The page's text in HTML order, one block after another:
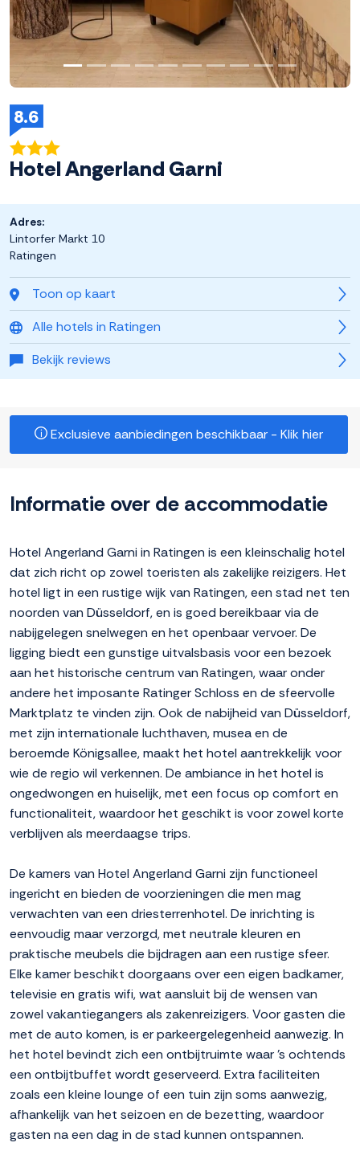
8.6
Hotel Angerland Garni
Toon op kaart
Alle hotels in Ratingen
Bekijk reviews
Adres:
Lintorfer Markt 10
Ratingen
Exclusieve aanbiedingen beschikbaar - Klik hier
Informatie over de accommodatie
Hotel Angerland Garni in Ratingen is een kleinschalig hotel
dat zich richt op zowel toeristen als zakelijke reizigers. Het
hotel ligt in een rustige wijk van Ratingen, een stad net ten
noorden van Düsseldorf, en is goed bereikbaar via de
nabijgelegen snelwegen en het openbaar vervoer. De
ligging biedt een gunstige uitvalsbasis voor een bezoek
aan het historische centrum van Ratingen, waar onder
andere het imposante Ratinger Schloss en de sfeervolle
Marktplatz te vinden zijn. Ook de nabijheid van Düsseldorf,
met zijn internationale luchthaven, musea en de
beroemde Königsallee, maakt het hotel aantrekkelijk voor
wie de regio wil verkennen. De ambiance in het hotel is
ongedwongen en huiselijk, met een focus op comfort en
functionaliteit, waardoor het geschikt is voor zowel korte
verblijven als meerdaagse trips.
De kamers van Hotel Angerland Garni zijn functioneel
ingericht en bieden de voorzieningen die men mag
verwachten van een driesterrenhotel. De inrichting is
eenvoudig maar verzorgd, met neutrale kleuren en
praktische meubels die bijdragen aan een rustige sfeer.
Elke kamer beschikt doorgaans over een eigen badkamer,
televisie en gratis wifi, wat aansluit bij de wensen van
zowel vakantiegangers als zakenreizigers. Voor gasten die
met de auto komen, is er parkeergelegenheid aanwezig. In
het hotel bevindt zich een ontbijtruimte waar 's ochtends
een ontbijtbuffet wordt geserveerd. Extra faciliteiten
zoals een kleine lounge of een tuin zijn soms aanwezig,
afhankelijk van het seizoen en de bezetting, waardoor
gasten na een dag in de stad kunnen ontspannen.